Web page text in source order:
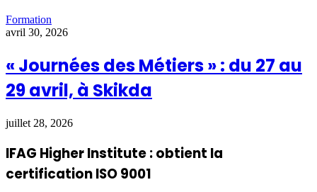
Formation
avril 30, 2026
« Journées des Métiers » : du 27 au
29 avril, à Skikda
juillet 28, 2026
IFAG Higher Institute : obtient la
certification ISO 9001